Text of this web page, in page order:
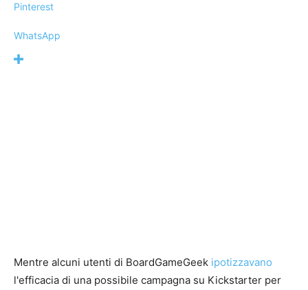
Pinterest
WhatsApp
Mentre alcuni utenti di BoardGameGeek ipotizzavano
l'efficacia di una possibile campagna su Kickstarter per